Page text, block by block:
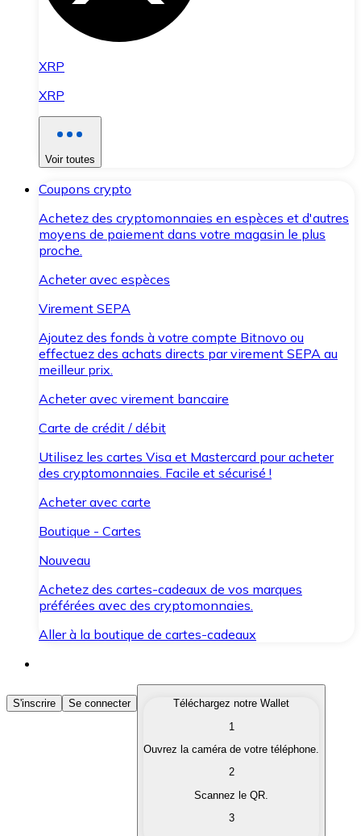
XRP
XRP
Voir toutes
Coupons crypto
Achetez des cryptomonnaies en espèces et d'autres
moyens de paiement dans votre magasin le plus
proche.
Acheter avec espèces
Virement SEPA
Ajoutez des fonds à votre compte Bitnovo ou
effectuez des achats directs par virement SEPA au
meilleur prix.
Acheter avec virement bancaire
Carte de crédit / débit
Utilisez les cartes Visa et Mastercard pour acheter
des cryptomonnaies. Facile et sécurisé !
Acheter avec carte
Boutique - Cartes
Nouveau
Achetez des cartes-cadeaux de vos marques
préférées avec des cryptomonnaies.
Aller à la boutique de cartes-cadeaux
Acheter des Cryptomonnaies
Achetez les cryptomonnaies qui vous intéressent
Convertissez vos cryptomonnaies en monnaie
S'inscrire Se connecter
Téléchargez notre Wallet
1
Ouvrez la caméra de votre téléphone.
2
Scannez le QR.
3